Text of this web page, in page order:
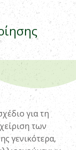
για τη
των
γενικότερα,